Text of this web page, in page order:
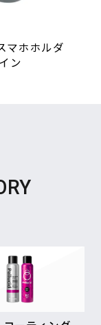
マホホルダ
ン